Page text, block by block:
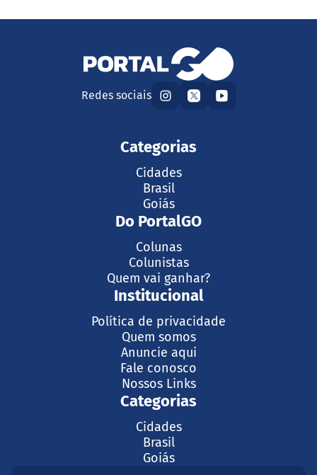
Redes sociais
Categorias
Cidades
Brasil
Goiás
Do PortalGO
Colunas
Colunistas
Quem vai ganhar?
Institucional
Política de privacidade
Quem somos
Anuncie aqui
Fale conosco
Nossos Links
Categorias
Cidades
Brasil
Goiás